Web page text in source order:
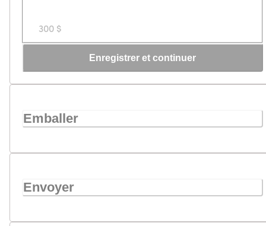
300 $
Enregistrer et continuer
Emballer
Envoyer